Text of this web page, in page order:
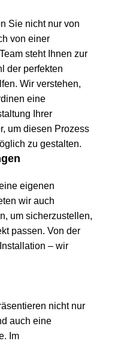
Sie nicht nur von
von einer
steht Ihnen zur
der perfekten
Wir verstehen,
eine
Ihrer
um diesen Prozess
zu gestalten.
eigenen
wir auch
um sicherzustellen,
passen. Von der
– wir
nicht nur
auch eine
Im